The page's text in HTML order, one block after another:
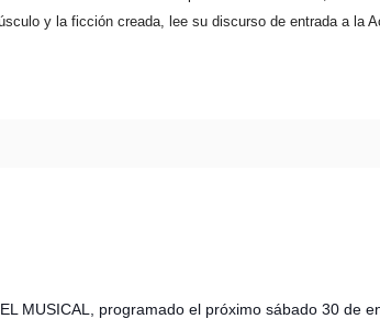
y la ficción creada, lee su discurso de entrada a la
MUSICAL, programado el próximo sábado 30 de